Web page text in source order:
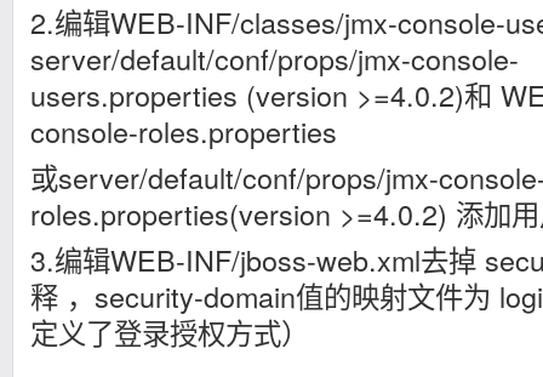
2.编辑WEB-INF/classes/jmx-console-
server/default/conf/props/jmx-console-
users.properties (version >=4.0.2)和
console-roles.properties
或server/default/conf/props/jmx-
roles.properties(version >=4.0.2) 添加
3.编辑WEB-INF/jboss-web.xml去掉
释 ，security-domain值的映射文件为
定义了登录授权方式）